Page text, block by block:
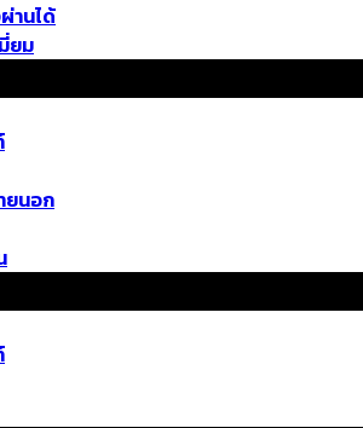
านได้
ยม
ยนอก